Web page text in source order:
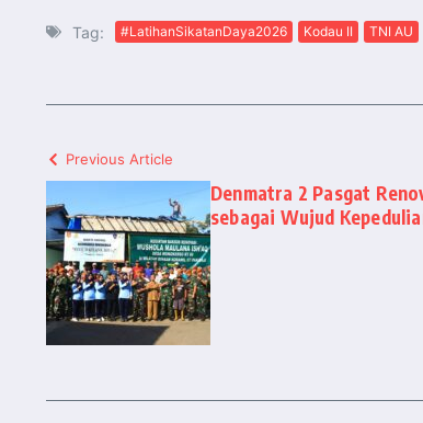
Tag: #LatihanSikatanDaya2026 Kodau II TNI AU
Previous Article
Denmatra 2 Pasgat
sebagai Wujud